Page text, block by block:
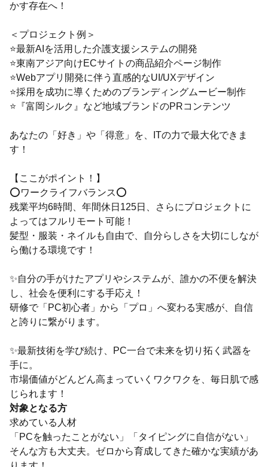
かす存在へ！
＜プロジェクト例＞
⭐️最新AIを活用した介護支援システムの開発
⭐️東南アジア向けECサイトの商品紹介ページ制作
⭐️Webアプリ開発に伴う直感的なUI/UXデザイン
⭐️採用を成功に導くためのブランディングムービー制作
⭐️『富岡シルク』など地域ブランドのPRコンテンツ
あなたの「好き」や「得意」を、ITの力で最大化できま
す！
【ここがポイント！】
⭕️ワークライフバランス⭕️
残業平均6時間、年間休日125日、さらにプロジェクトに
よってはフルリモート可能！
髪型・服装・ネイルも自由で、自分らしさを大切にしなが
ら働ける環境です！
✨自分の手がけたアプリやシステムが、誰かの不便を解決
し、社会を便利にする手応え！
研修で「PC初心者」から「プロ」へ変わる実感が、自信
と誇りに繋がります。
✨最新技術を学び続け、PC一台で未来を切り拓く武器を
手に。
市場価値がどんどん高まっていくワクワクを、毎日肌で感
じられます！
対象となる方
求めている人材
「PCを触ったことがない」「タイピングに自信がない」
そんな方も大丈夫。ゼロから育成してきた確かな実績があ